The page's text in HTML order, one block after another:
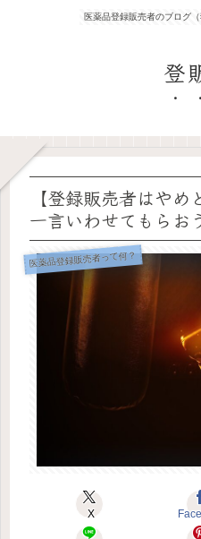
医薬品登録販売者のブログ
登
【登録販売者はや
一言いわせてもらお
医薬品登録販売者って何？
X